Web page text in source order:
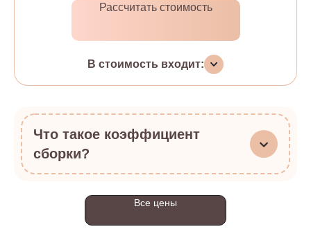
Рассчитать стоимость
В стоимость входит:
Что такое коэффициент
сборки?
Все цены